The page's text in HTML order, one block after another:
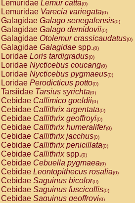
Lemuridae Lemur catta(0)
Lemuridae Varecia variegata(0)
Galagidae Galago senegalensis(0)
Galagidae Galago demidovii(0)
Galagidae Otolemur crassicaudatus(0)
Galagidae Galagidae spp.(0)
Loridae Loris tardigradus(0)
Loridae Nycticebus coucang(0)
Loridae Nycticebus pygmaeus(0)
Loridae Perodicticus potto(0)
Tarsiidae Tarsius syrichta(0)
Cebidae Callimico goeldii(0)
Cebidae Callithrix argentata(0)
Cebidae Callithrix geoffroyi(0)
Cebidae Callithrix humeralifer(0)
Cebidae Callithrix jacchus(0)
Cebidae Callithrix penicillata(0)
Cebidae Callithrixspp.(0)
Cebidae Cebuella pygmaea(0)
Cebidae Leontopithecus rosalia(0)
Cebidae Saguinus bicolor(0)
Cebidae Saguinus fuscicollis(0)
Cebidae Saguinus geoffroyi(0)